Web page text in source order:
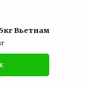
Вьетнам